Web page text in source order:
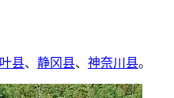
县、 静冈县、 神奈川县。